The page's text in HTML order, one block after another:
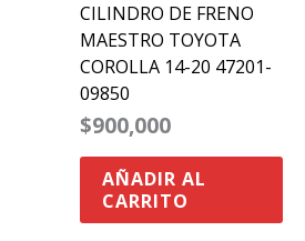
CILINDRO DE FRENO
MAESTRO TOYOTA
COROLLA 14-20 47201-
09850
$900,000
AÑADIR AL
CARRITO